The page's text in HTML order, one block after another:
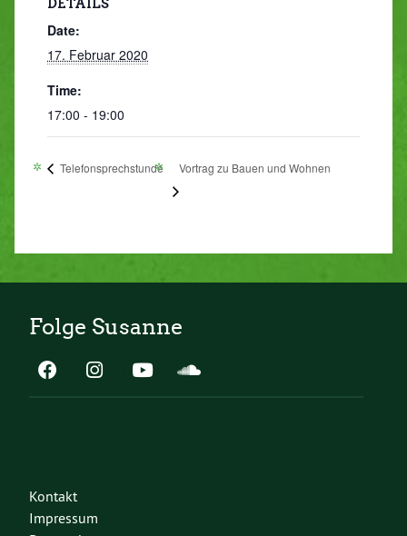
DETAILS
Date:
17. Februar 2020
Time:
17:00 - 19:00
Telefonsprechstunde Vortrag zu Bauen und Wohnen
Folge Susanne
Kontakt
Impressum